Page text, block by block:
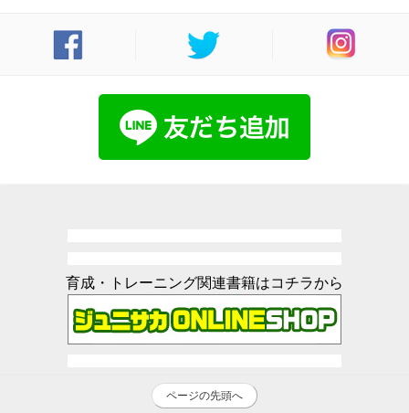
育成・トレーニング関連書籍はコチラから
ページの先頭へ